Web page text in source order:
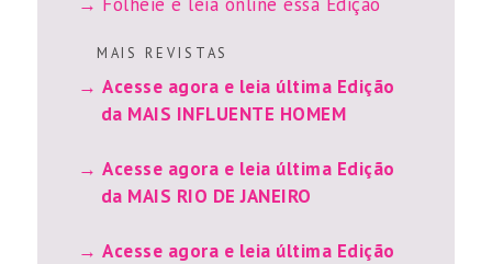
M A I S R E V I S T A S
Acesse agora e leia última Edição
da MAIS INFLUENTE HOMEM
Acesse agora e leia última Edição
da MAIS RIO DE JANEIRO
Acesse agora e leia última Edição